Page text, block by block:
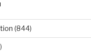
(844)